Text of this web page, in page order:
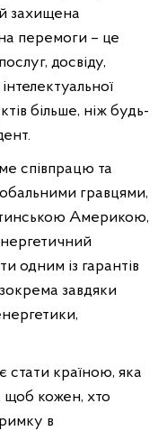
захищена
перемоги – це
досвіду,
більше, ніж будь-
співпрацю та
гравцями,
Америкою,
одним із гарантів
завдяки
стати країною, яка
щоб кожен, хто
в